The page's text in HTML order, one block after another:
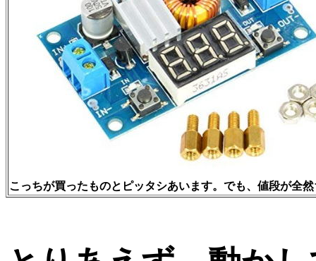
こっちが買ったものとピッタシあいます。でも、値段が全